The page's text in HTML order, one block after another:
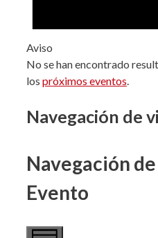
Aviso
No se han encontrado
los próximos eventos.
Navegación de
Navegación
Evento